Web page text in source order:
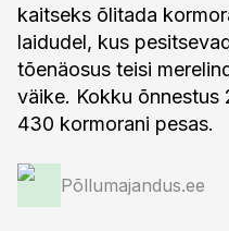
kaitseks õlitada
laidudel, kus
tõenäosus teisi
väike. Kokku õnnestus
430 kormorani pesas.
Põllumajandus.ee